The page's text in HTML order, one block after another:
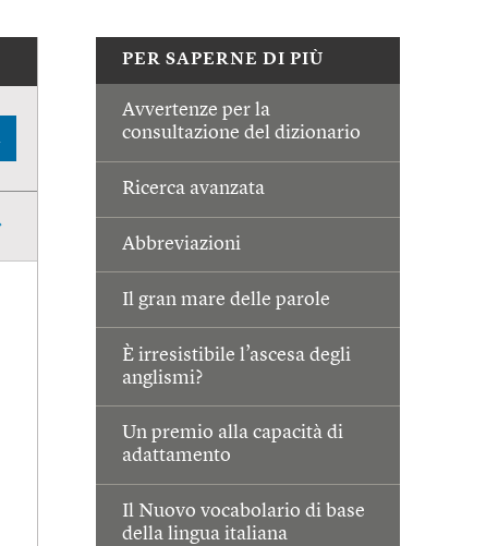
PER SAPERNE DI PIÙ
Avvertenze per la
consultazione del dizionario
Ricerca avanzata
Abbreviazioni
Il gran mare delle parole
È irresistibile l’ascesa degli
anglismi?
Un premio alla capacità di
adattamento
Il Nuovo vocabolario di base
della lingua italiana